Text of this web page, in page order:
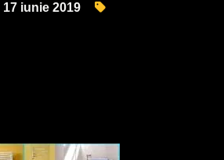
17 iunie 2019